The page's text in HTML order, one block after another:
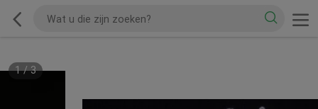
1/3